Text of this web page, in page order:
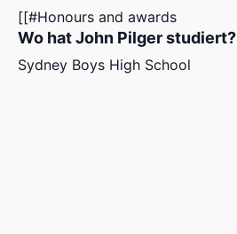
[[#Honours and awards
Wo hat John Pilger studiert?
Sydney Boys High School